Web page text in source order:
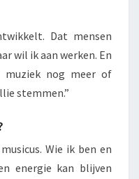
Dat mensen
wil ik aan werken. En
nog meer of
stemmen.”
Wie ik ben en
energie kan blijven